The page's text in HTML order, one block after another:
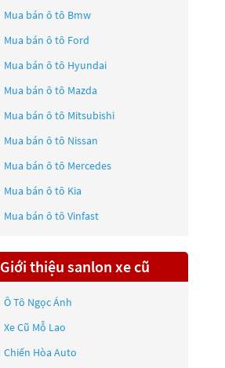
Mua bán ô tô Bmw
Mua bán ô tô Ford
Mua bán ô tô Hyundai
Mua bán ô tô Mazda
Mua bán ô tô Mitsubishi
Mua bán ô tô Nissan
Mua bán ô tô Mercedes
Mua bán ô tô Kia
Mua bán ô tô Vinfast
Giới thiệu sanlon xe cũ
Ô Tô Ngọc Ánh
Xe Cũ Mỗ Lao
Chiến Hòa Auto